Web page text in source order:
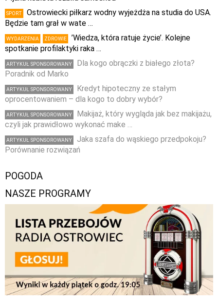
SPORT
Ostrowiecki piłkarz wodny wyjeżdża na studia do USA.
Będzie tam grał w wate …
WYDARZENIA ZDROWIE
’Wiedza, która ratuje życie’. Kolejne
spotkanie profilaktyki raka …
ARTYKUŁ SPONSOROWANY
Dla kogo obrączki z białego złota?
Poradnik od Marko
ARTYKUŁ SPONSOROWANY
Kredyt hipoteczny ze stałym
oprocentowaniem – dla kogo to dobry wybór?
ARTYKUŁ SPONSOROWANY
Makijaż, który wygląda jak bez makijażu,
czyli jak prawidłowo wykonać make …
ARTYKUŁ SPONSOROWANY
Jaka szafa do wąskiego przedpokoju?
Porównanie rozwiązań
POGODA
NASZE PROGRAMY